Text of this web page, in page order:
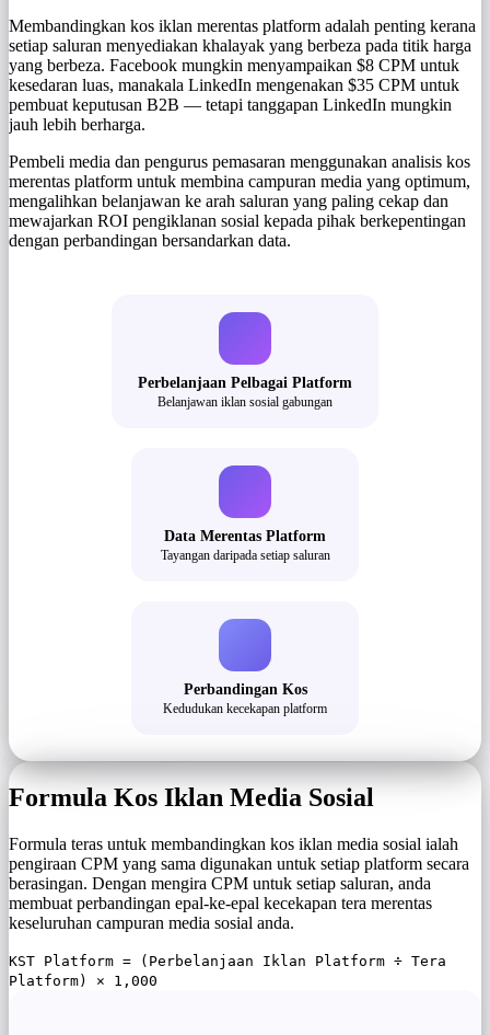
Membandingkan kos iklan merentas platform adalah penting kerana
setiap saluran menyediakan khalayak yang berbeza pada titik harga
yang berbeza. Facebook mungkin menyampaikan $8 CPM untuk
kesedaran luas, manakala LinkedIn mengenakan $35 CPM untuk
pembuat keputusan B2B — tetapi tanggapan LinkedIn mungkin
jauh lebih berharga.
Pembeli media dan pengurus pemasaran menggunakan analisis kos
merentas platform untuk membina campuran media yang optimum,
mengalihkan belanjawan ke arah saluran yang paling cekap dan
mewajarkan ROI pengiklanan sosial kepada pihak berkepentingan
dengan perbandingan bersandarkan data.
Perbelanjaan Pelbagai Platform
Belanjawan iklan sosial gabungan
Data Merentas Platform
Tayangan daripada setiap saluran
Perbandingan Kos
Kedudukan kecekapan platform
Formula Kos Iklan Media Sosial
Formula teras untuk membandingkan kos iklan media sosial ialah
pengiraan CPM yang sama digunakan untuk setiap platform secara
berasingan. Dengan mengira CPM untuk setiap saluran, anda
membuat perbandingan epal-ke-epal kecekapan tera merentas
keseluruhan campuran media sosial anda.
KST Platform = (Perbelanjaan Iklan Platform ÷ Tera
Platform) × 1,000